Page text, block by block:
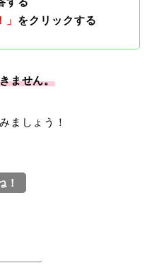
」 をクリックする
ません。
ましょう！
！